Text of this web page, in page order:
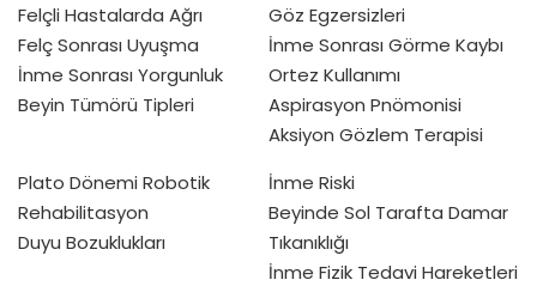
Felçli Hastalarda Ağrı
Felç Sonrası Uyuşma
İnme Sonrası Yorgunluk
Beyin Tümörü Tipleri
Göz Egzersizleri
İnme Sonrası Görme Kaybı
Ortez Kullanımı
Aspirasyon Pnömonisi
Aksiyon Gözlem Terapisi
Plato Dönemi Robotik
Rehabilitasyon
Duyu Bozuklukları
İnme Riski
Beyinde Sol Tarafta Damar
Tıkanıklığı
İnme Fizik Tedavi Hareketleri